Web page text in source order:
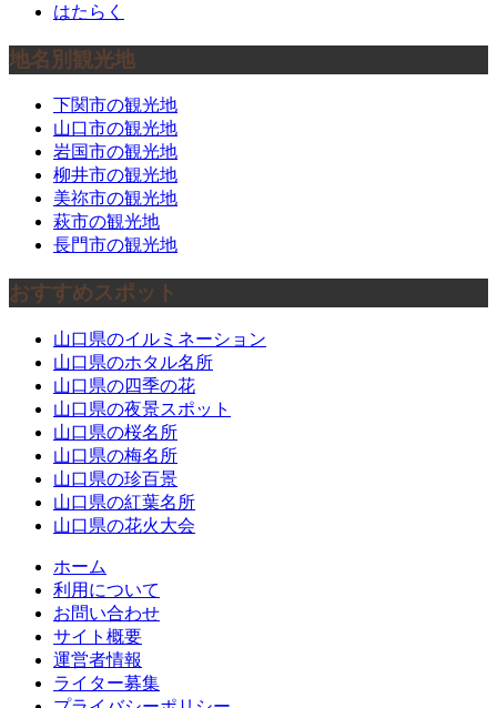
はたらく
地名別観光地
下関市の観光地
山口市の観光地
岩国市の観光地
柳井市の観光地
美祢市の観光地
萩市の観光地
長門市の観光地
おすすめスポット
山口県のイルミネーション
山口県のホタル名所
山口県の四季の花
山口県の夜景スポット
山口県の桜名所
山口県の梅名所
山口県の珍百景
山口県の紅葉名所
山口県の花火大会
ホーム
利用について
お問い合わせ
サイト概要
運営者情報
ライター募集